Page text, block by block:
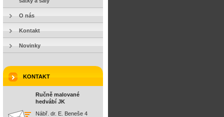
O nás
Kontakt
Novinky
KONTAKT
Ručně malované
hedvábí JK
Nábř. dr. E. Beneše 4